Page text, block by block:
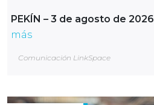
PEKÍN – 3 de agosto de 2026
más
Comunicación LinkSpace